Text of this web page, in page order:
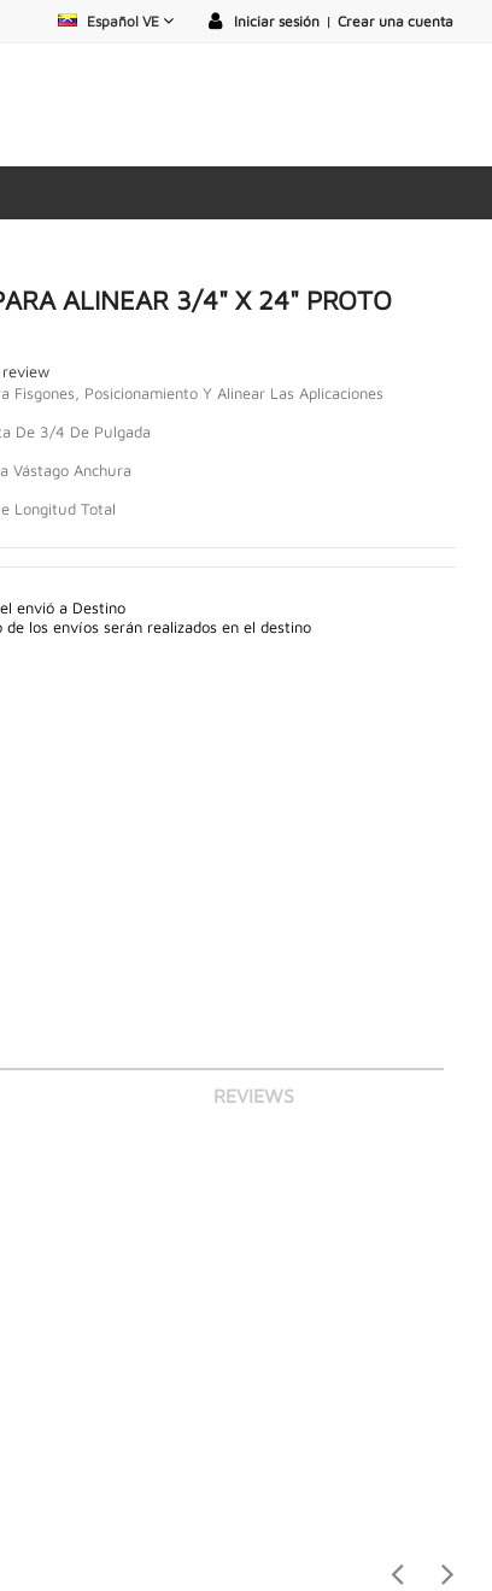
Iniciar sesión | Crear una cuenta
Español VE
ALINEAR 3/4" X 24" PROTO
Fisgones, Posicionamiento Y Alinear Las Aplicaciones
De 3/4 De Pulgada
Vástago Anchura
Longitud Total
envió a Destino
de los envíos serán realizados en el destino
REVIEWS